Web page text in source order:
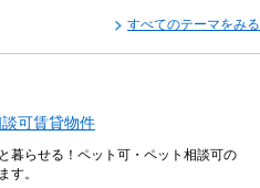
すべてのテーマをみる
可賃貸物件
暮らせる！ペット可・ペット相談可の
す。